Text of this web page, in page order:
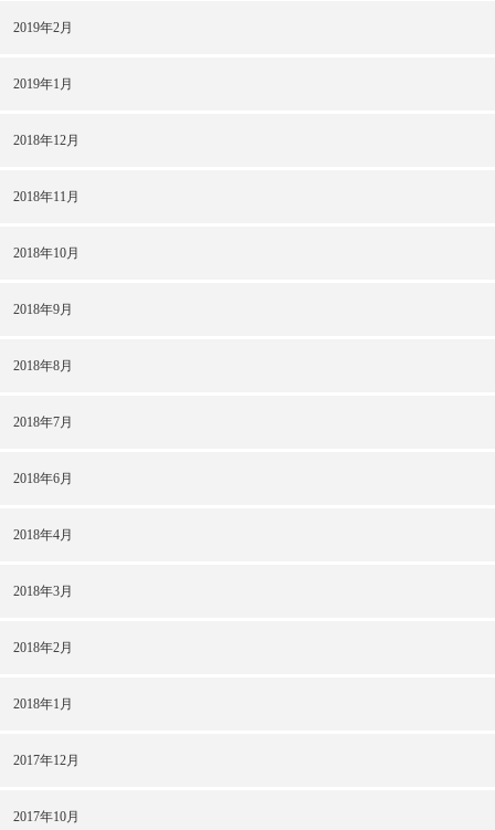
2019年2月
2019年1月
2018年12月
2018年11月
2018年10月
2018年9月
2018年8月
2018年7月
2018年6月
2018年4月
2018年3月
2018年2月
2018年1月
2017年12月
2017年10月